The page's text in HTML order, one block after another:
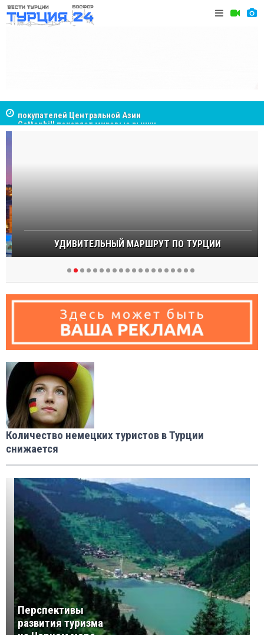
Cottonhill покоряет мировые рынки
УДИВИТЕЛЬНЫЙ МАРШРУТ ПО ТУРЦИИ
Количество немецких туристов в Турции
снижается
Перспективы
развития туризма